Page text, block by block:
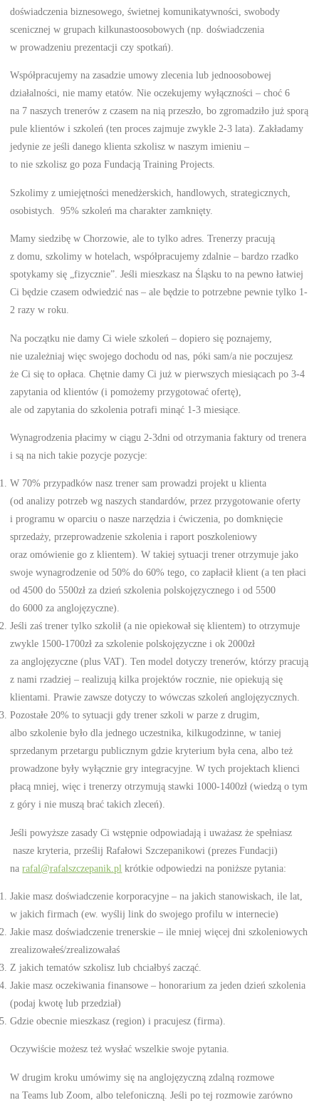
doświadczenia biznesowego, świetnej komunikatywności, swobody
scenicznej w grupach kilkunastoosobowych (np. doświadczenia
w prowadzeniu prezentacji czy spotkań).
Współpracujemy na zasadzie umowy zlecenia lub jednoosobowej
działalności, nie mamy etatów. Nie oczekujemy wyłączności – choć 6
na 7 naszych trenerów z czasem na nią przeszło, bo zgromadziło już sporą
pule klientów i szkoleń (ten proces zajmuje zwykle 2-3 lata). Zakładamy
jedynie ze jeśli danego klienta szkolisz w naszym imieniu –
to nie szkolisz go poza Fundacją Training Projects.
Szkolimy z umiejętności menedżerskich, handlowych, strategicznych,
osobistych. 95% szkoleń ma charakter zamknięty.
Mamy siedzibę w Chorzowie, ale to tylko adres. Trenerzy pracują
z domu, szkolimy w hotelach, współpracujemy zdalnie – bardzo rzadko
spotykamy się „fizycznie”. Jeśli mieszkasz na Śląsku to na pewno łatwiej
Ci będzie czasem odwiedzić nas – ale będzie to potrzebne pewnie tylko 1-
2 razy w roku.
Na początku nie damy Ci wiele szkoleń – dopiero się poznajemy,
nie uzależniaj więc swojego dochodu od nas, póki sam/a nie poczujesz
że Ci się to opłaca. Chętnie damy Ci już w pierwszych miesiącach po 3-4
zapytania od klientów (i pomożemy przygotować ofertę),
ale od zapytania do szkolenia potrafi minąć 1-3 miesiące.
Wynagrodzenia płacimy w ciągu 2-3dni od otrzymania faktury od trenera
i są na nich takie pozycje pozycje:
W 70% przypadków nasz trener sam prowadzi projekt u klienta
(od analizy potrzeb wg naszych standardów, przez przygotowanie oferty
i programu w oparciu o nasze narzędzia i ćwiczenia, po domknięcie
sprzedaży, przeprowadzenie szkolenia i raport poszkoleniowy
oraz omówienie go z klientem). W takiej sytuacji trener otrzymuje jako
swoje wynagrodzenie od 50% do 60% tego, co zapłacił klient (a ten płaci
od 4500 do 5500zł za dzień szkolenia polskojęzycznego i od 5500
do 6000 za anglojęzyczne).
Jeśli zaś trener tylko szkolił (a nie opiekował się klientem) to otrzymuje
zwykle 1500-1700zł za szkolenie polskojęzyczne i ok 2000zł
za anglojęzyczne (plus VAT). Ten model dotyczy trenerów, którzy pracują
z nami rzadziej – realizują kilka projektów rocznie, nie opiekują się
klientami. Prawie zawsze dotyczy to wówczas szkoleń anglojęzycznych.
Pozostałe 20% to sytuacji gdy trener szkoli w parze z drugim,
albo szkolenie było dla jednego uczestnika, kilkugodzinne, w taniej
sprzedanym przetargu publicznym gdzie kryterium była cena, albo też
prowadzone były wyłącznie gry integracyjne. W tych projektach klienci
płacą mniej, więc i trenerzy otrzymują stawki 1000-1400zł (wiedzą o tym
z góry i nie muszą brać takich zleceń).
Jeśli powyższe zasady Ci wstępnie odpowiadają i uważasz że spełniasz
nasze kryteria, prześlij Rafałowi Szczepanikowi (prezes Fundacji)
narafal@rafalszczepanik.pl krótkie odpowiedzi na poniższe pytania:
Jakie masz doświadczenie korporacyjne – na jakich stanowiskach, ile lat,
w jakich firmach (ew. wyślij link do swojego profilu w internecie)
Jakie masz doświadczenie trenerskie – ile mniej więcej dni szkoleniowych
zrealizowałeś/zrealizowałaś
Z jakich tematów szkolisz lub chciałbyś zacząć.
Jakie masz oczekiwania finansowe – honorarium za jeden dzień szkolenia
(podaj kwotę lub przedział)
Gdzie obecnie mieszkasz (region) i pracujesz (firma).
Oczywiście możesz też wysłać wszelkie swoje pytania.
W drugim kroku umówimy się na anglojęzyczną zdalną rozmowe
na Teams lub Zoom, albo telefoniczną. Jeśli po tej rozmowie zarówno